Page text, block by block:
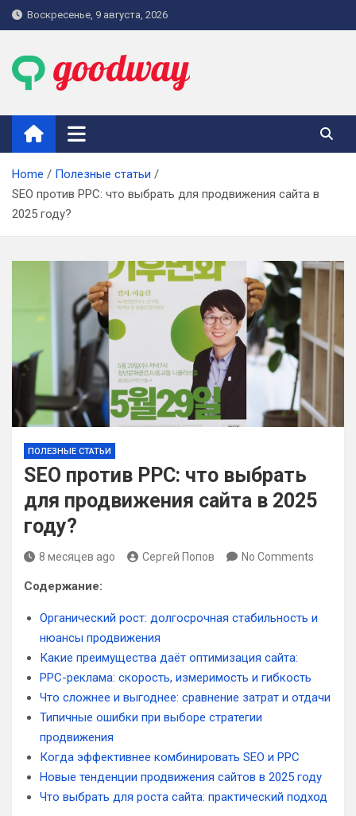
Skip
to
Воскресенье, 9 августа, 2026
goodway.com.ua
Home
Полезные статьи
SEO против PPC: что выбрать для продвижения сайта в
2025 году?
ПОЛЕЗНЫЕ СТАТЬИ
SEO против PPC: что выбрать
для продвижения сайта в 2025
году?
8 месяцев ago Сергей Попов No Comments
Содержание:
Органический рост: долгосрочная стабильность и
нюансы продвижения
Какие преимущества даёт оптимизация сайта:
PPC-реклама: скорость, измеримость и гибкость
Что сложнее и выгоднее: сравнение затрат и отдачи
Типичные ошибки при выборе стратегии
продвижения
Когда эффективнее комбинировать SEO и PPC
Новые тенденции продвижения сайтов в 2025 году
Что выбрать для роста сайта: практический подход